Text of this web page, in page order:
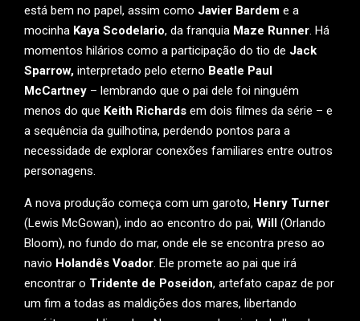
está bem no papel, assim como Javier Bardem e a
mocinha Kaya Scodelario, da franquia Maze Runner. Há
momentos hilários como a participação do tio de Jack
Sparrow, interpretado pelo eterno Beatle Paul
McCartney – lembrando que o pai dele foi ninguém
menos do que Keith Richards em dois filmes da série – e
a sequência da guilhotina, perdendo pontos para a
necessidade de explorar conexões familiares entre outros
personagens.
A nova produção começa com um garoto, Henry Turner
(Lewis McGowan), indo ao encontro do pai, Will (Orlando
Bloom), no fundo do mar, onde ele se encontra preso ao
navio Holandês Voador. Ele promete ao pai que irá
encontrar o Tridente de Poseidon, artefato capaz de por
um fim a todas as maldições dos mares, libertando